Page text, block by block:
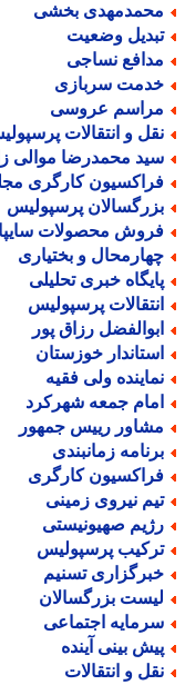
بخشی
وضعیت
نساجی
سربازی
عروسی
و انتقالات پرسپولیس
محمدرضا موالی زاده
کارگری مجلس
پرسپولیس
محصولات سایپا
و بختیاری
خبری تحلیلی
پرسپولیس
رزاق پور
خوزستان
ولی فقیه
جمعه شهرکرد
رییس جمهور
زمانبندی
کارگری
نیروی زمینی
صهیونیستی
پرسپولیس
تسنیم
بزرگسالان
اجتماعی
بینی آینده
و انتقالات